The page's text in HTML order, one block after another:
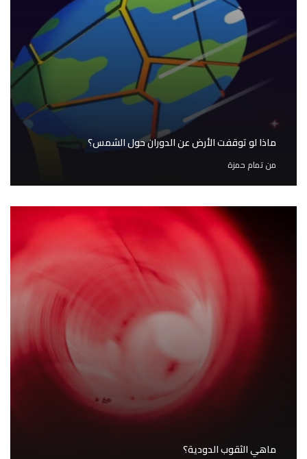
ماذا لو توقفت الأرض عن الدوران حول الشمس؟
منتمام حمزة
ماهي الثقوب الدودية؟